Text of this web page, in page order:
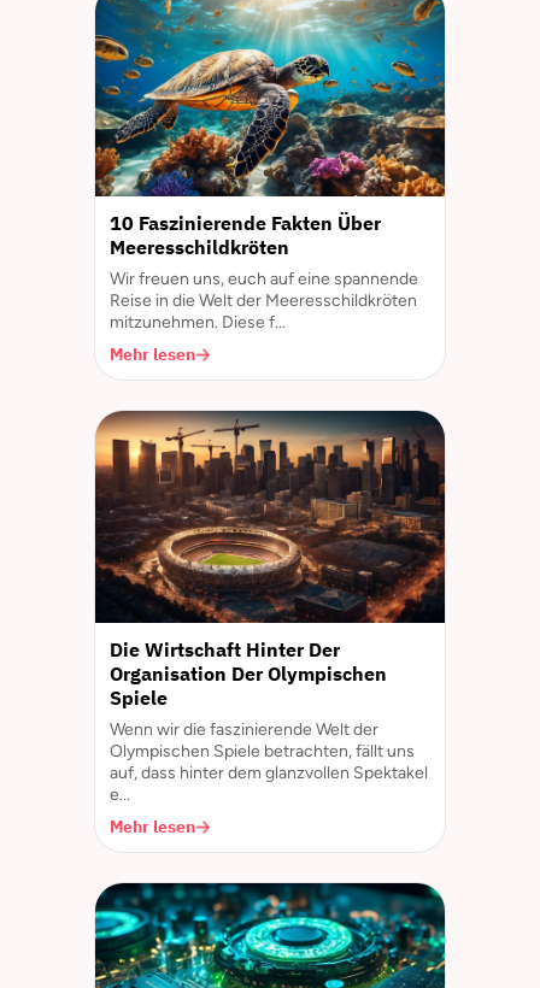
10 Faszinierende Fakten Über
Meeresschildkröten
Wir freuen uns, euch auf eine spannende
Reise in die Welt der Meeresschildkröten
mitzunehmen. Diese f...
Mehr lesen
Die Wirtschaft Hinter Der
Organisation Der Olympischen
Spiele
Wenn wir die faszinierende Welt der
Olympischen Spiele betrachten, fällt uns
auf, dass hinter dem glanzvollen Spektakel
e...
Mehr lesen